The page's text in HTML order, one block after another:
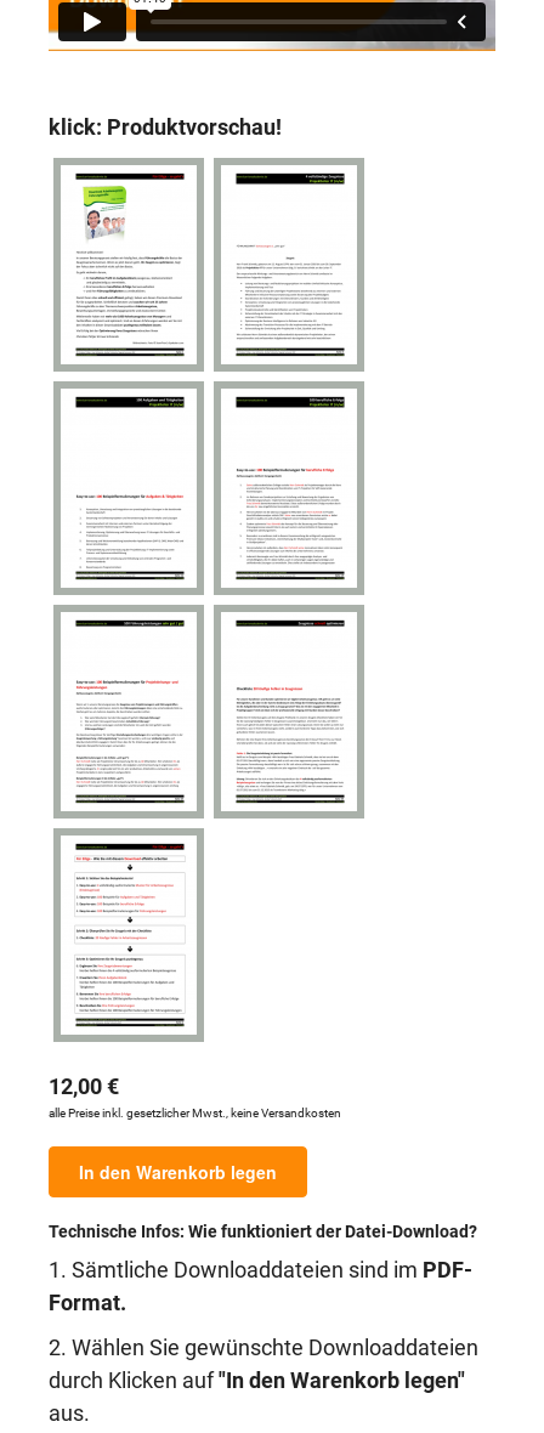
klick: Produktvorschau!
12,00 €
alle Preise inkl. gesetzlicher Mwst., keine Versandkosten
In den Warenkorb legen
Technische Infos: Wie funktioniert der Datei-Download?
1. Sämtliche Downloaddateien sind im PDF-
Format.
2. Wählen Sie gewünschte Downloaddateien
durch Klicken auf "In den Warenkorb legen"
aus.